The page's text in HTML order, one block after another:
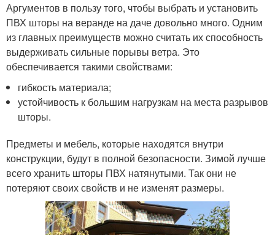
Аргументов в пользу того, чтобы выбрать и установить
ПВХ шторы на веранде на даче довольно много. Одним
из главных преимуществ можно считать их способность
выдерживать сильные порывы ветра. Это
обеспечивается такими свойствами:
гибкость материала;
устойчивость к большим нагрузкам на места разрывов
шторы.
Предметы и мебель, которые находятся внутри
конструкции, будут в полной безопасности. Зимой лучше
всего хранить шторы ПВХ натянутыми. Так они не
потеряют своих свойств и не изменят размеры.